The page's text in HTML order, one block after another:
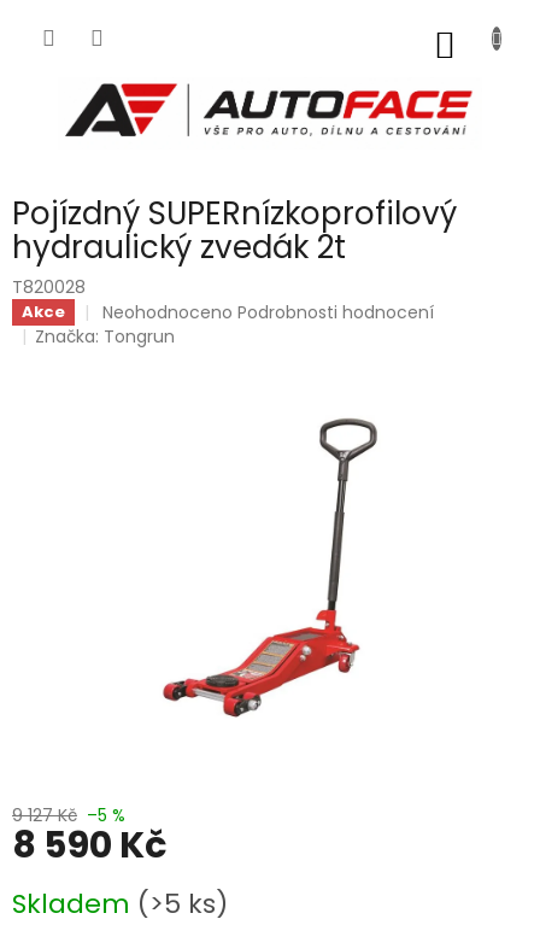
Pojízdný SUPERnízkoprofilový
hydraulický zvedák 2t
T820028
Akce
Průměrné
hodnocení
Neohodnoceno Podrobnosti hodnocení
Značka: Tongrun
9 127 Kč –5 %
8 590 Kč
cena:
Skladem (>5 ks)